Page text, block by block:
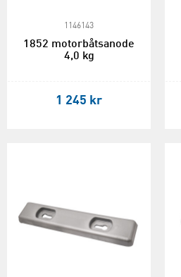
1146143
1852 motorbåtsanode
4,0 kg
1 245 kr